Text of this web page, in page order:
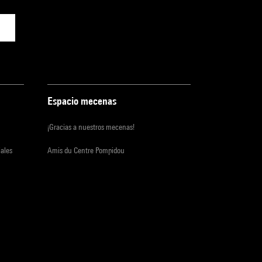
Espacio mecenas
¡Gracias a nuestros mecenas!
Amis du Centre Pompidou